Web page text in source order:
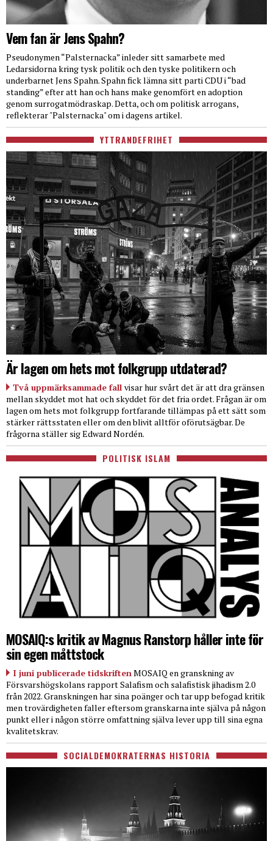
Vem fan är Jens Spahn?
Pseudonymen “Palsternacka” inleder sitt samarbete med
Ledarsidorna kring tysk politik och den tyske politikern och
underbarnet Jens Spahn. Spahn fick lämna sitt parti CDU i “bad
standing” efter att han och hans make genomfört en adoption
genom surrogatmödraskap. Detta, och om politisk arrogans,
reflekterar "Palsternacka" om i dagens artikel.
YTTRANDEFRIHET
Är lagen om hets mot folkgrupp utdaterad?
Två uppmärksammade fall visar hur svårt det är att dra gränsen
mellan skyddet mot hat och skyddet för det fria ordet. Frågan är om
lagen om hets mot folkgrupp fortfarande tillämpas på ett sätt som
stärker rättsstaten eller om den blivit alltför oförutsägbar. De
frågorna ställer sig Edward Nordén.
POLITISK ISLAM
MOSAIQ:s kritik av Magnus Ranstorp håller inte för
sin egen måttstock
I juni publicerade tidskriftenMOSAIQ en granskning av
Försvarshögskolans rapport Salafism och salafistisk jihadism 2.0
från 2022. Granskningen har sina poänger och tar upp befogad kritik
men trovärdigheten faller eftersom granskarna inte själva på någon
punkt eller i någon större omfattning själva lever upp till sina egna
kvalitetskrav.
SOCIALDEMOKRATERNAS HISTORIA